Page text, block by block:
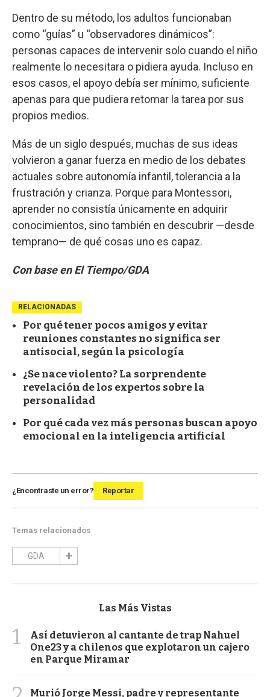
Dentro de su método, los adultos funcionaban
como “guías” u “observadores dinámicos”:
personas capaces de intervenir solo cuando el niño
realmente lo necesitara o pidiera ayuda. Incluso en
esos casos, el apoyo debía ser mínimo, suficiente
apenas para que pudiera retomar la tarea por sus
propios medios.
Más de un siglo después, muchas de sus ideas
volvieron a ganar fuerza en medio de los debates
actuales sobre autonomía infantil, tolerancia a la
frustración y crianza. Porque para Montessori,
aprender no consistía únicamente en adquirir
conocimientos, sino también en descubrir —desde
temprano— de qué cosas uno es capaz.
Con base en El Tiempo/GDA
RELACIONADAS
Por qué tener pocos amigos y evitar
reuniones constantes no significa ser
antisocial, según la psicología
¿Se nace violento? La sorprendente
revelación de los expertos sobre la
personalidad
Por qué cada vez más personas buscan apoyo
emocional en la inteligencia artificial
¿Encontraste un error? Reportar
Temas relacionados
GDA
Las Más Vistas
1
Así detuvieron al cantante de trap Nahuel
One23 y a chilenos que explotaron un cajero
en Parque Miramar
Murió Jorge Messi, padre y representante